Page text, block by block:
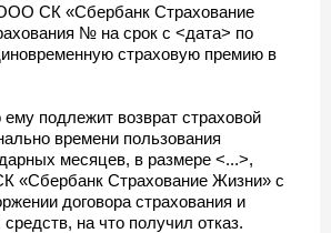
СК «Сбербанк Страхование
№ на срок с <дата> по
страховую премию в
ему подлежит возврат страховой
времени пользования
месяцев, в размере <...>,
«Сбербанк Страхование Жизни» с
договора страхования и
на что получил отказ.